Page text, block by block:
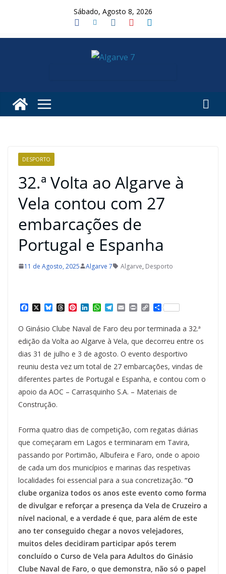
Sábado, Agosto 8, 2026
DESPORTO
32.ª Volta ao Algarve à
Vela contou com 27
embarcações de
Portugal e Espanha
11 de Agosto, 2025 Algarve 7 Algarve, Desporto
a
c
e
b
o
o
k
X B
u
e
s
k
y
T
h
e
a
d
s
P
n
t
e
r
e
s
t
L
n
k
e
d
I
n
W
h
a
t
s
A
p
p
T
e
e
g
r
a
m
E
m
i
l
P
n
t
C
o
y
L
i
n
k
S
h
a
r
e
O Ginásio Clube Naval de Faro deu por terminada a 32.ª
edição da Volta ao Algarve à Vela, que decorreu entre os
dias 31 de julho e 3 de agosto. O evento desportivo
reuniu desta vez um total de 27 embarcações, vindas de
diferentes partes de Portugal e Espanha, e contou com o
apoio da AOC – Carrasquinho S.A. – Materiais de
Construção.
Forma quatro dias de competição, com regatas diárias
que começaram em Lagos e terminaram em Tavira,
passando por Portimão, Albufeira e Faro, onde o apoio
de cada um dos municípios e marinas das respetivas
localidades foi essencial para a sua concretização. “O
clube organiza todos os anos este evento como forma
de divulgar e reforçar a presença da Vela de Cruzeiro a
nível nacional, e a verdade é que, para além de este
ano ter conseguido chegar a novos velejadores,
muitos deles decidiram participar após terem
concluído o Curso de Vela para Adultos do Ginásio
Clube Naval de Faro, o que demonstra, não só o papel